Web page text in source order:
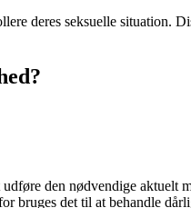
deres seksuelle situation.
den nødvendige aktuelt
det til at behandle